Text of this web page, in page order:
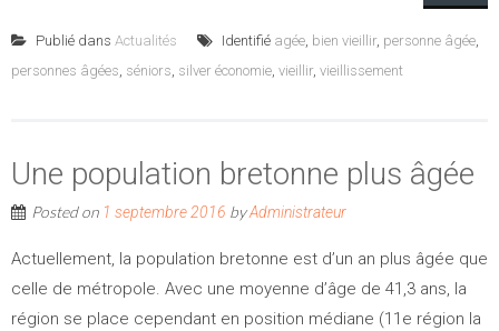
Publié dans Actualités Identifié agée, bien vieillir, personne âgée,
personnes âgées, séniors, silver économie, vieillir, vieillissement
Une population bretonne plus âgée
Posted on 1 septembre 2016 byAdministrateur
Actuellement, la population bretonne est d’un an plus âgée que
celle de métropole. Avec une moyenne d’âge de 41,3 ans, la
région se place cependant en position médiane (11e région la